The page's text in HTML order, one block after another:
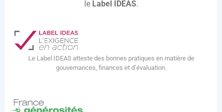
le Label IDEAS.
Le Label IDEAS atteste des bonnes pratiques en matière de
gouvernances, finances et d’évaluation.